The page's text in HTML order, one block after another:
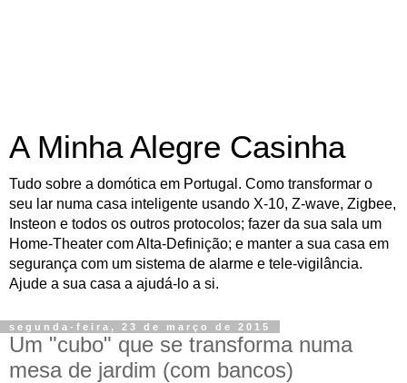
A Minha Alegre Casinha
Tudo sobre a domótica em Portugal. Como transformar o
seu lar numa casa inteligente usando X-10, Z-wave, Zigbee,
Insteon e todos os outros protocolos; fazer da sua sala um
Home-Theater com Alta-Definição; e manter a sua casa em
segurança com um sistema de alarme e tele-vigilância.
Ajude a sua casa a ajudá-lo a si.
segunda-feira, 23 de março de 2015
Um "cubo" que se transforma numa
mesa de jardim (com bancos)